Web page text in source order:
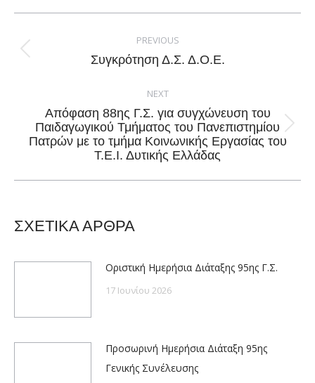
Facebook
X
PinterestLinkedIn
navigation
PREVIOUS
Previous
Συγκρότηση Δ.Σ. Δ.Ο.Ε.
NEXT
Next
post:
Απόφαση 88ης Γ.Σ. για συγχώνευση του
Παιδαγωγικού Τμήματος του Πανεπιστημίου
Πατρών με το τμήμα Κοινωνικής Εργασίας του
Τ.Ε.Ι. Δυτικής Ελλάδας
ΣΧΕΤΙΚΑ ΑΡΘΡΑ
Οριστική Ημερήσια Διάταξης 95ης Γ.Σ.
17 Ιουνίου 2026
Προσωρινή Ημερήσια Διάταξη 95ης
Γενικής Συνέλευσης